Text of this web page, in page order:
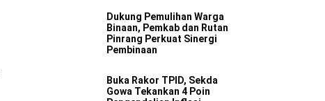
Dukung Pemulihan Warga
Binaan, Pemkab dan Rutan
Pinrang Perkuat Sinergi
Pembinaan
Buka Rakor TPID, Sekda
Gowa Tekankan 4 Poin